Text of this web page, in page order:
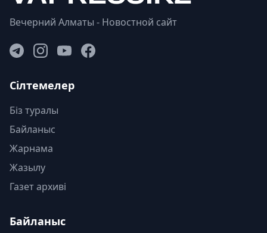
Вечерний Алматы - Новостной сайт
Сілтемелер
Біз туралы
Байланыс
Жарнама
Жазылу
Газет архиві
Байланыс